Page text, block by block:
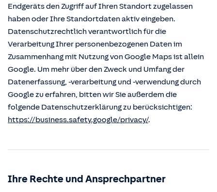
Endgeräts den Zugriff auf Ihren Standort zugelassen
haben oder Ihre Standortdaten aktiv eingeben.
Datenschutzrechtlich verantwortlich für die
Verarbeitung Ihrer personenbezogenen Daten im
Zusammenhang mit Nutzung von Google Maps ist allein
Google. Um mehr über den Zweck und Umfang der
Datenerfassung, -verarbeitung und -verwendung durch
Google zu erfahren, bitten wir Sie außerdem die
folgende Datenschutzerklärung zu berücksichtigen:
https://business.safety.google/privacy/.
Ihre Rechte und Ansprechpartner